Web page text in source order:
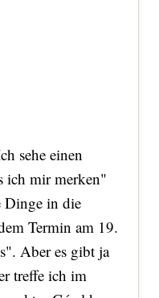
sehe einen
ich mir merken"
Dinge in die
Termin am 19.
Aber es gibt ja
treffe ich im